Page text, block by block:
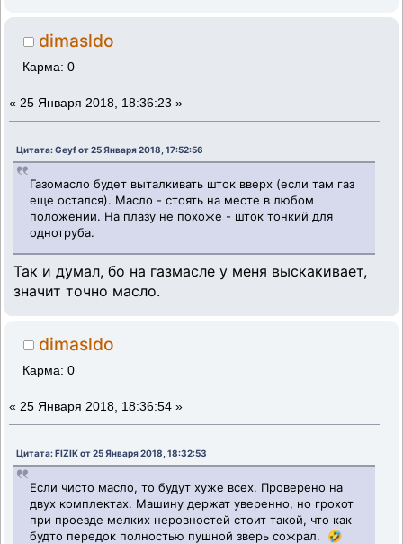
dimasldo
Карма: 0
« 25 Января 2018, 18:36:23 »
Цитата: Geyf от 25 Января 2018, 17:52:56
Газомасло будет выталкивать шток вверх (если там газ
еще остался). Масло - стоять на месте в любом
положении. На плазу не похоже - шток тонкий для
однотруба.
Так и думал, бо на газмасле у меня выскакивает,
значит точно масло.
dimasldo
Карма: 0
« 25 Января 2018, 18:36:54 »
Цитата: FIZIK от 25 Января 2018, 18:32:53
Если чисто масло, то будут хуже всех. Проверено на
двух комплектах. Машину держат уверенно, но грохот
при проезде мелких неровностей стоит такой, что как
будто передок полностью пушной зверь сожрал. 🤣